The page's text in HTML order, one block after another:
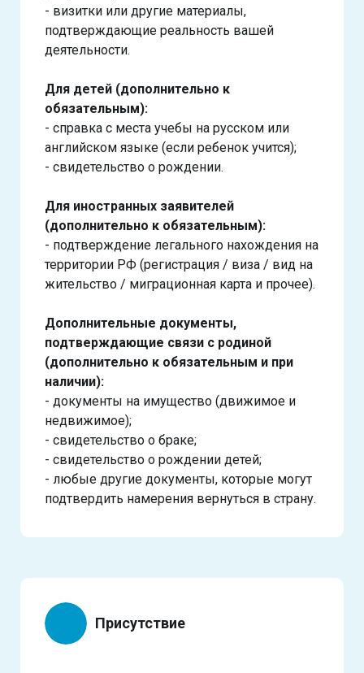
- визитки или другие материалы,
подтверждающие реальность вашей
деятельности.
Для детей (дополнительно к
обязательным):
- справка с места учебы на русском или
английском языке (если ребенок учится);
- свидетельство о рождении.
Для иностранных заявителей
(дополнительно к обязательным):
- подтверждение легального нахождения на
территории РФ (регистрация / виза / вид на
жительство / миграционная карта и прочее).
Дополнительные документы,
подтверждающие связи с родиной
(дополнительно к обязательным и при
наличии):
- документы на имущество (движимое и
недвижимое);
- свидетельство о браке;
- свидетельство о рождении детей;
- любые другие документы, которые могут
подтвердить намерения вернуться в страну.
Присутствие